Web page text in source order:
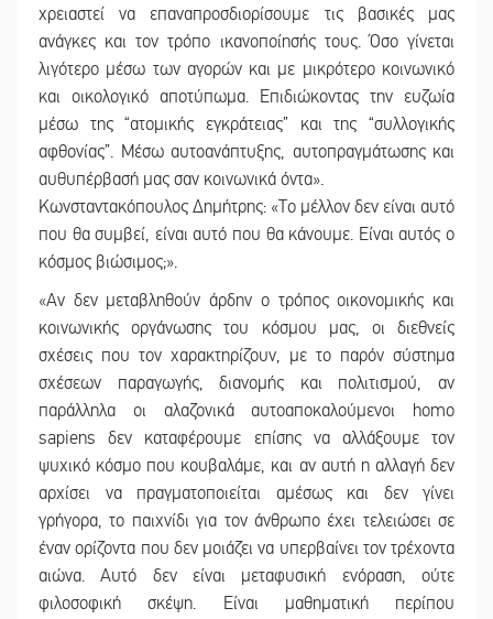
χρειαστεί να επαναπροσδιορίσουμε τις βασικές μας
ανάγκες και τον τρόπο ικανοποίησής τους. Όσο γίνεται
λιγότερο μέσω των αγορών και με μικρότερο κοινωνικό
και οικολογικό αποτύπωμα. Επιδιώκοντας την ευζωία
μέσω της “ατομικής εγκράτειας” και της “συλλογικής
αφθονίας”. Μέσω αυτοανάπτυξης, αυτοπραγμάτωσης και
αυθυπέρβασή μας σαν κοινωνικά όντα».
Κωνσταντακόπουλος Δημήτρης: «Το μέλλον δεν είναι αυτό
που θα συμβεί, είναι αυτό που θα κάνουμε. Είναι αυτός ο
κόσμος βιώσιμος;».
«Αν δεν μεταβληθούν άρδην ο τρόπος οικονομικής και
κοινωνικής οργάνωσης του κόσμου μας, οι διεθνείς
σχέσεις που τον χαρακτηρίζουν, με το παρόν σύστημα
σχέσεων παραγωγής, διανομής και πολιτισμού, αν
παράλληλα οι αλαζονικά αυτοαποκαλούμενοι homo
sapiens δεν καταφέρουμε επίσης να αλλάξουμε τον
ψυχικό κόσμο που κουβαλάμε, και αν αυτή η αλλαγή δεν
αρχίσει να πραγματοποιείται αμέσως και δεν γίνει
γρήγορα, το παιχνίδι για τον άνθρωπο έχει τελειώσει σε
έναν ορίζοντα που δεν μοιάζει να υπερβαίνει τον τρέχοντα
αιώνα. Αυτό δεν είναι μεταφυσική ενόραση, ούτε
φιλοσοφική σκέψη. Είναι μαθηματική περίπου